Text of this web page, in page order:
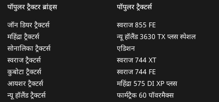
पॉपुलर ट्रैक्टर ब्रांड्स
जॉन डियर ट्रैक्टर्स
महिंद्रा ट्रैक्टर्स
सोनालिका ट्रैक्टर्स
स्वराज ट्रैक्टर्स
कुबोटा ट्रैक्टर्स
आयशर ट्रैक्टर्स
न्यू हॉलैंड ट्रैक्टर्स
पॉपुलर ट्रैक्टर्स
स्वराज 855 FE
न्यू हॉलैंड 3630 TX प्लस स्पेशल
एडिशन
स्वराज 744 XT
स्वराज 744 FE
महिंद्रा 575 DI XP प्लस
फार्मट्रैक 60 पॉवरमैक्स